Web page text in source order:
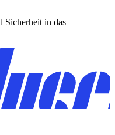
Sicherheit in das